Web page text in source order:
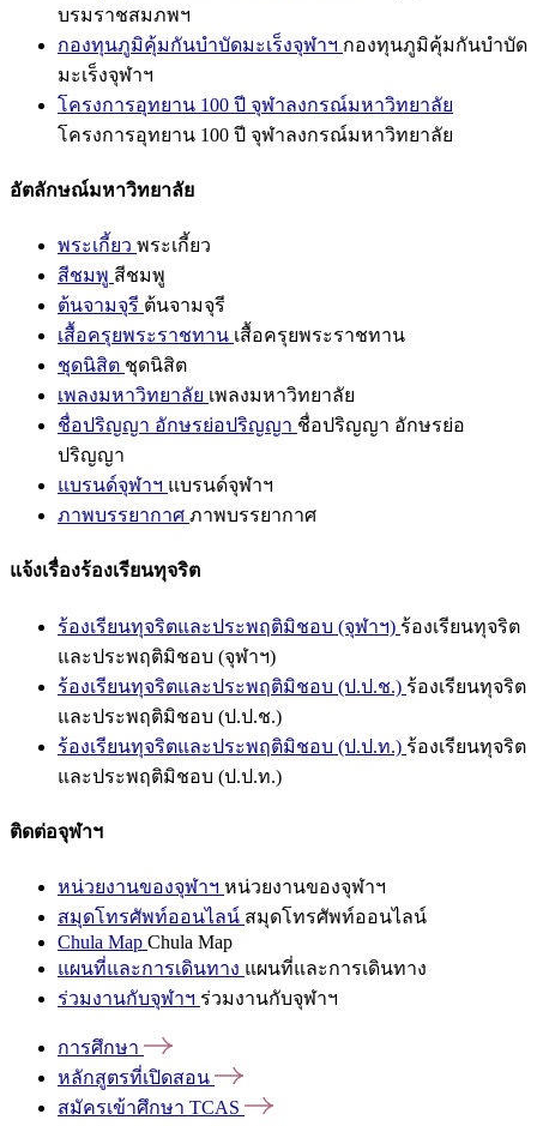
บรมราชสมภพฯ
กองทุนภูมิคุ้มกันบำบัดมะเร็งจุฬาฯ กองทุนภูมิคุ้มกันบำบัด
มะเร็งจุฬาฯ
โครงการอุทยาน 100 ปี จุฬาลงกรณ์มหาวิทยาลัย
โครงการอุทยาน 100 ปี จุฬาลงกรณ์มหาวิทยาลัย
อัตลักษณ์มหาวิทยาลัย
พระเกี้ยว พระเกี้ยว
สีชมพู สีชมพู
ต้นจามจุรี ต้นจามจุรี
เสื้อครุยพระราชทาน เสื้อครุยพระราชทาน
ชุดนิสิต ชุดนิสิต
เพลงมหาวิทยาลัย เพลงมหาวิทยาลัย
ชื่อปริญญา อักษรย่อปริญญา ชื่อปริญญา อักษรย่อ
ปริญญา
แบรนด์จุฬาฯ แบรนด์จุฬาฯ
ภาพบรรยากาศ ภาพบรรยากาศ
แจ้งเรื่องร้องเรียนทุจริต
ร้องเรียนทุจริตและประพฤติมิชอบ (จุฬาฯ) ร้องเรียนทุจริต
และประพฤติมิชอบ (จุฬาฯ)
ร้องเรียนทุจริตและประพฤติมิชอบ (ป.ป.ช.) ร้องเรียนทุจริต
และประพฤติมิชอบ (ป.ป.ช.)
ร้องเรียนทุจริตและประพฤติมิชอบ (ป.ป.ท.) ร้องเรียนทุจริต
และประพฤติมิชอบ (ป.ป.ท.)
ติดต่อจุฬาฯ
หน่วยงานของจุฬาฯ หน่วยงานของจุฬาฯ
สมุดโทรศัพท์ออนไลน์ สมุดโทรศัพท์ออนไลน์
Chula Map Chula Map
แผนที่และการเดินทาง แผนที่และการเดินทาง
ร่วมงานกับจุฬาฯ ร่วมงานกับจุฬาฯ
การศึกษา
หลักสูตรที่เปิดสอน
สมัครเข้าศึกษา TCAS